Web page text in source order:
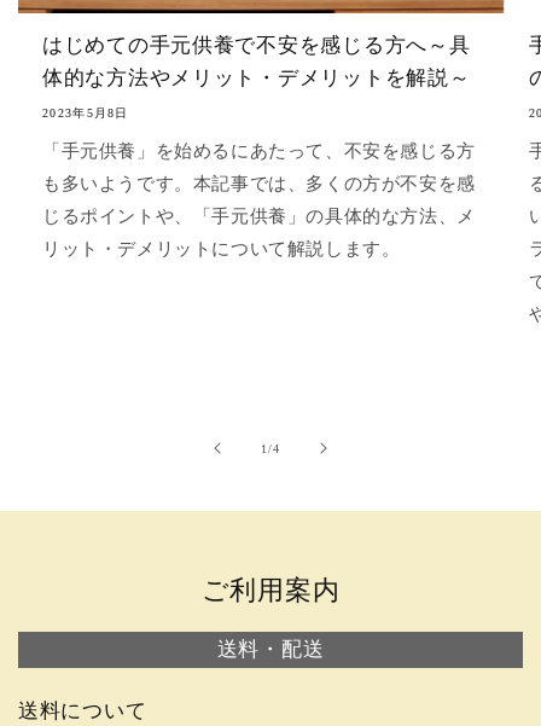
はじめての手元供養で不安を感じる方へ～具
体的な方法やメリット・デメリットを解説～
2023年5月8日
「手元供養」を始めるにあたって、不安を感じる方
も多いようです。本記事では、多くの方が不安を感
じるポイントや、「手元供養」の具体的な方法、メ
リット・デメリットについて解説します。
1/の
4
ご利用案内
送料・配送
送料について